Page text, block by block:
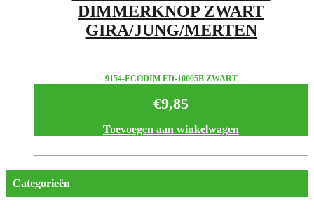
DIMMERKNOP ZWART
GIRA/JUNG/MERTEN
9154-ECODIM ED-10005B ZWART
€9,85
Toevoegen aan winkelwagen
Categorieën